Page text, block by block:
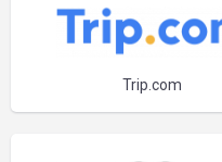
Trip.com